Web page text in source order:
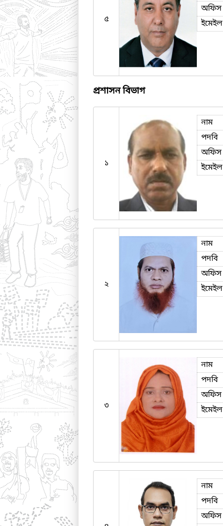
৫
অফিস
ইমেইল
প্রশাসন বিভাগ
১
নাম
পদবি
অফিস
ইমেইল
২
নাম
পদবি
অফিস
ইমেইল
৩
নাম
পদবি
অফিস
ইমেইল
নাম
পদবি
অফিস